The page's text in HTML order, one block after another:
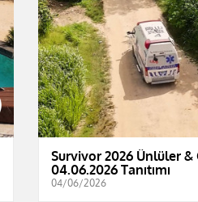
Survivor 2026 Ünlüler
04.06.2026 Tanıtımı
04/06/2026